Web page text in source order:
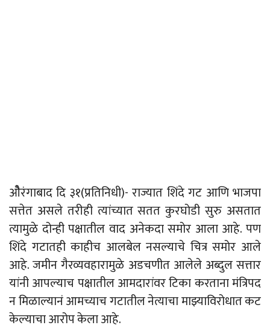
ओैरंगाबाद दि ३१(प्रतिनिधी)- राज्यात शिंदे गट आणि भाजपा
सत्तेत असले तरीही त्यांच्यात सतत कुरघोडी सुरु असतात
त्यामुळे दोन्ही पक्षातील वाद अनेकदा समोर आला आहे. पण
शिंदे गटातही काहीच आलबेल नसल्याचे चित्र समोर आले
आहे. जमीन गैरव्यवहारामुळे अडचणीत आलेले अब्दुल सत्तार
यांनी आपल्याच पक्षातील आमदारांवर टिका करताना मंत्रिपद
न मिळाल्यानं आमच्याच गटातील नेत्याचा माझ्याविरोधात कट
केल्याचा आरोप केला आहे.